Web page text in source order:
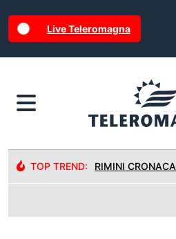
Live Teleromagna
TOP TREND: RIMINI CRONACA